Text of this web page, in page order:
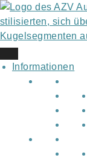
Skip
to
content
Informationen